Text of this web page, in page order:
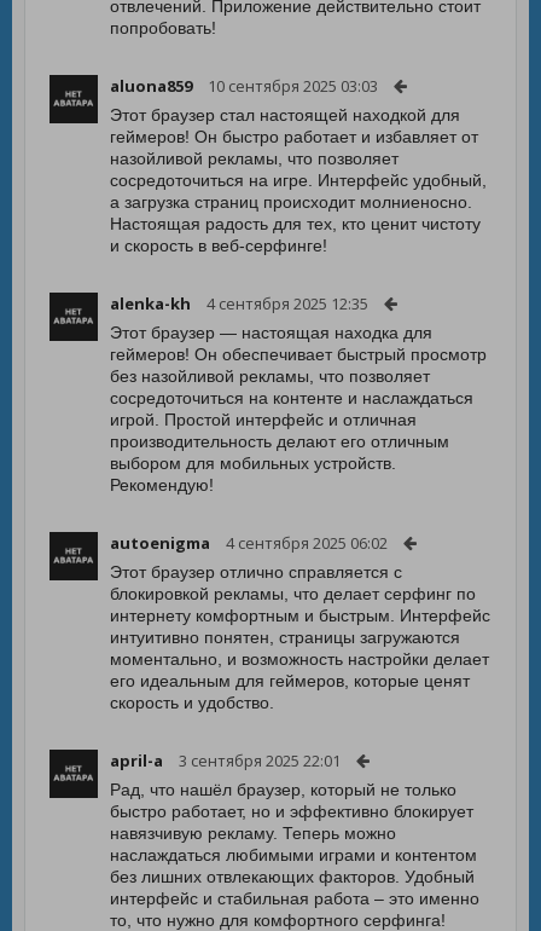
отвлечений. Приложение действительно стоит
попробовать!
aluona859 10 сентября 2025 03:03
Этот браузер стал настоящей находкой для
геймеров! Он быстро работает и избавляет от
назойливой рекламы, что позволяет
сосредоточиться на игре. Интерфейс удобный,
а загрузка страниц происходит молниеносно.
Настоящая радость для тех, кто ценит чистоту
и скорость в веб-серфинге!
alenka-kh 4 сентября 2025 12:35
Этот браузер — настоящая находка для
геймеров! Он обеспечивает быстрый просмотр
без назойливой рекламы, что позволяет
сосредоточиться на контенте и наслаждаться
игрой. Простой интерфейс и отличная
производительность делают его отличным
выбором для мобильных устройств.
Рекомендую!
autoenigma 4 сентября 2025 06:02
Этот браузер отлично справляется с
блокировкой рекламы, что делает серфинг по
интернету комфортным и быстрым. Интерфейс
интуитивно понятен, страницы загружаются
моментально, и возможность настройки делает
его идеальным для геймеров, которые ценят
скорость и удобство.
april-a 3 сентября 2025 22:01
Рад, что нашёл браузер, который не только
быстро работает, но и эффективно блокирует
навязчивую рекламу. Теперь можно
наслаждаться любимыми играми и контентом
без лишних отвлекающих факторов. Удобный
интерфейс и стабильная работа – это именно
то, что нужно для комфортного серфинга!